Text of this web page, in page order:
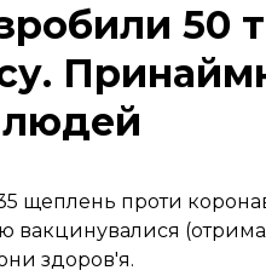
50
щеплень проти
вакцинувалися
здоров'я.